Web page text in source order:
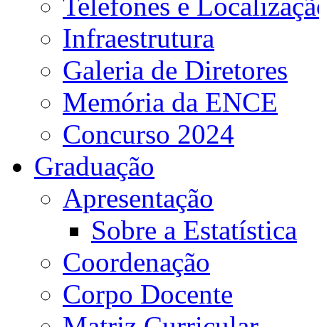
Infraestrutura
Galeria de Diretores
Memória da ENCE
Concurso 2024
Graduação
Apresentação
Sobre a Estatística
Coordenação
Corpo Docente